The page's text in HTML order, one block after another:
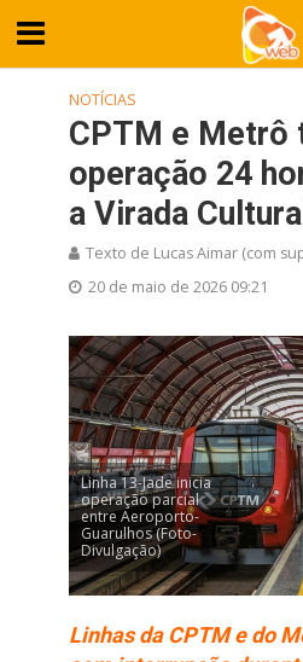
NOTÍCIAS
CPTM e Metrô
operação 24
a Virada
Texto de Lucas Aimar (com
20 de maio de 2026 09:21
Linha 13-Jade inicia
operação parcial
entre Aeroporto-
Guarulhos (Foto-
Divulgação)
Linhas da CPTM e do